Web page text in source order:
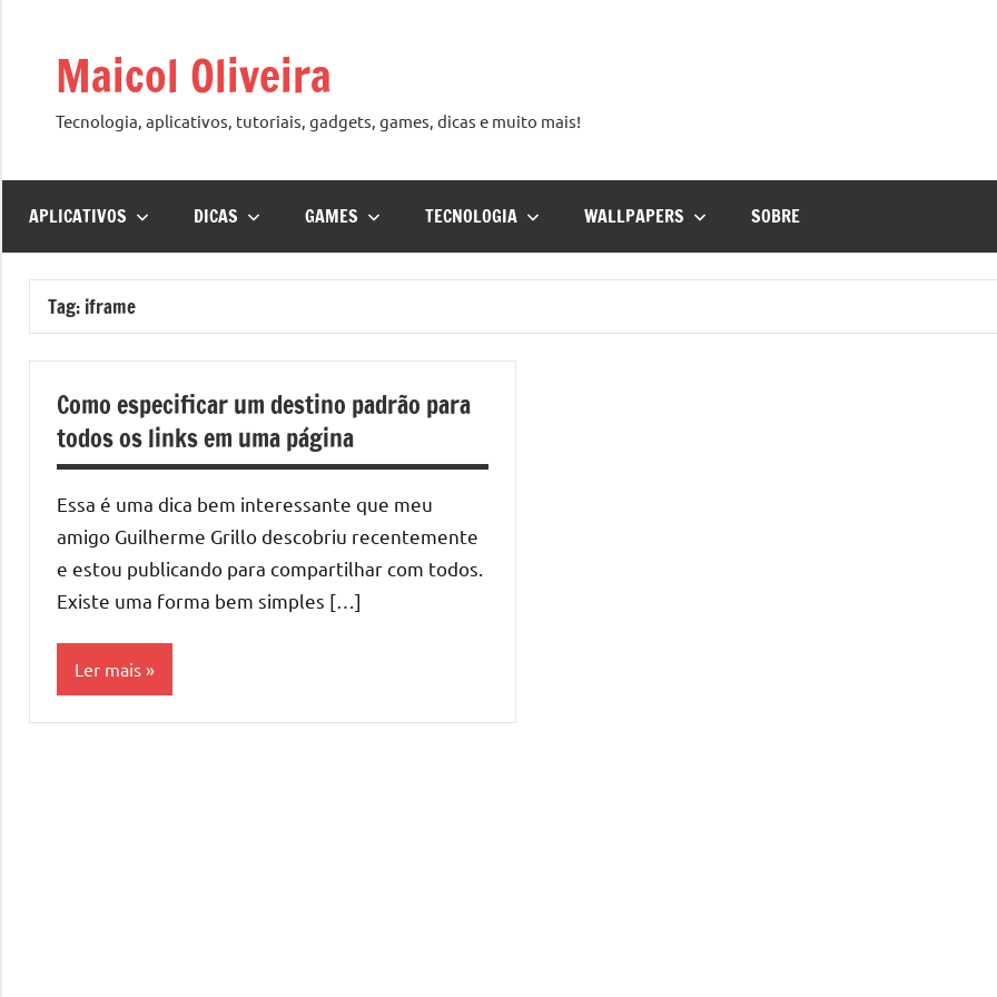
Maicol Oliveira
Tecnologia, aplicativos, tutoriais, gadgets, games, dicas e muito mais!
APLICATIVOS DICAS GAMES TECNOLOGIA WALLPAPERS SOBRE
Tag: iframe
Como especificar um destino padrão para
todos os links em uma página
Essa é uma dica bem interessante que meu
amigo Guilherme Grillo descobriu recentemente
e estou publicando para compartilhar com todos.
Existe uma forma bem simples […]
Ler mais